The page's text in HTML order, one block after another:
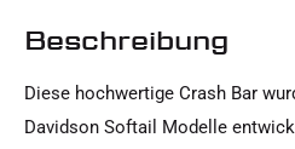
Beschreibung
Diese hochwertige Crash Bar
Davidson Softail Modelle